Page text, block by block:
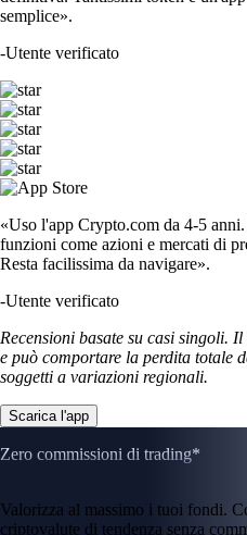
semplice».
-Utente verificato
«Uso l'app Crypto.com da 4-5
funzioni come azioni e mercati di
Resta facilissima da navigare».
-Utente verificato
Recensioni basate su casi singoli.
e può comportare la perdita totale
soggetti a variazioni regionali.
Scarica l'app
Zero commissioni di trading*
Valorizza al massimo i tuoi fondi.
criptovalute di tendenza senza